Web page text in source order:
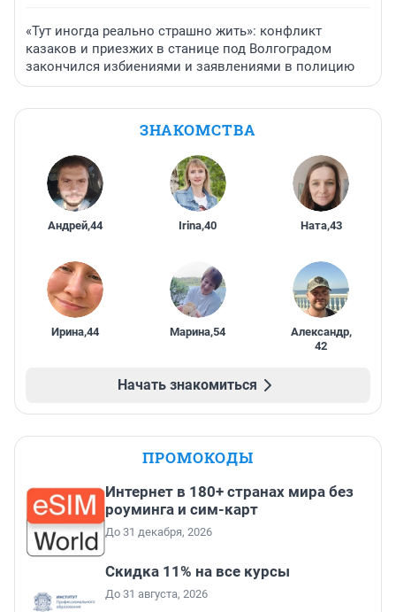
«Тут иногда реально страшно жить»: конфликт
казаков и приезжих в станице под Волгоградом
закончился избиениями и заявлениями в полицию
ЗНАКОМСТВА
Андрей,44 Irina,40 Ната,43
Ирина,44 Марина,54 Александр,
42
Начать знакомиться
ПРОМОКОДЫ
Интернет в 180+ странах мира без
роуминга и сим-карт
До 31 декабря, 2026
Скидка 11% на все курсы
До 31 августа, 2026